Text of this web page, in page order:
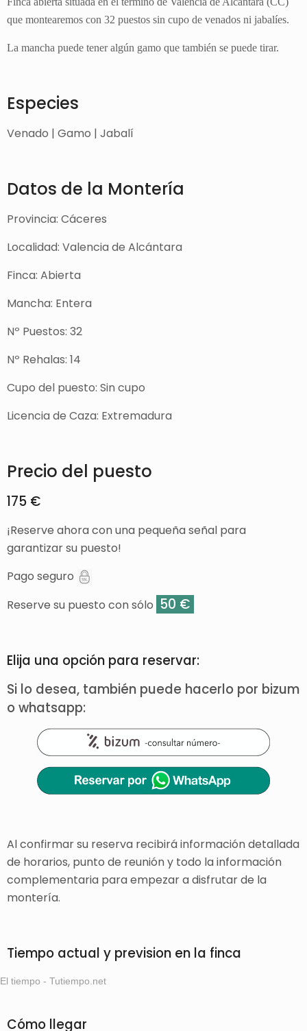
que montearemos con 32 puestos sin cupo de venados ni jabalíes.
La mancha puede tener algún gamo que también se puede tirar.
Especies
Venado | Gamo | Jabalí
Datos de la Montería
Provincia: Cáceres
Localidad: Valencia de Alcántara
Finca: Abierta
Mancha: Entera
Nº Puestos: 32
Nº Rehalas: 14
Cupo del puesto: Sin cupo
Licencia de Caza: Extremadura
Precio del puesto
175 €
¡Reserve ahora con una pequeña señal para
garantizar su puesto!
Pago seguro
Reserve su puesto con sólo 50 €
Elija una opción para reservar:
Si lo desea, también puede hacerlo por bizum
o whatsapp:
Al confirmar su reserva recibirá información detallada
de horarios, punto de reunión y todo la información
complementaria para empezar a disfrutar de la
montería.
Tiempo actual y prevision en la finca
El tiempo - Tutiempo.net
Cómo llegar